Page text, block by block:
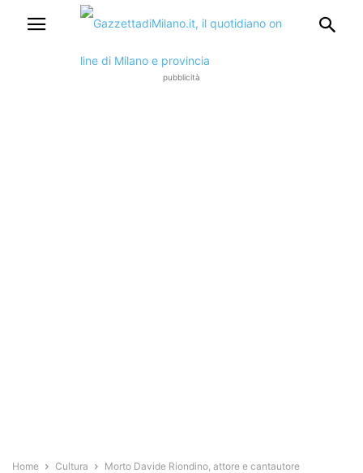
pubblicità
Home Cultura Morto Davide Riondino, attore e cantautore